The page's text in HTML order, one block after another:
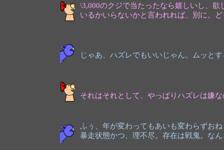
\3,000のクジで当たったなら嬉しいし、欲
いるかいらないかと言われれば、別に。
じゃあ、ハズレでもいいじゃん。ムッと
それはそれとして、やっぱりハズレは嫌
ふぅ、年が変わってもあいも変わらずお
暴走状態かつ、理不尽。存在は戦鬼。な